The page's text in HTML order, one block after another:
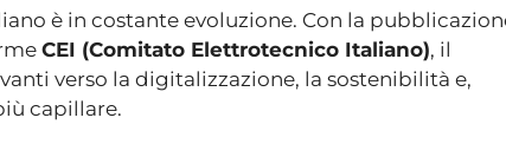
è in costante evoluzione. Con la
CEI (Comitato Elettrotecnico Italiano), il
verso la digitalizzazione, la sostenibilità e,
capillare.